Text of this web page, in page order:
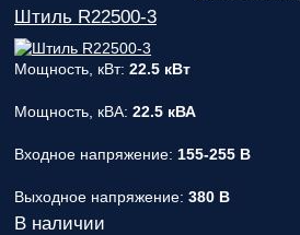
Штиль R22500-3
Мощность, кВт: 22.5 кВт
Мощность, кВА: 22.5 кВА
Входное напряжение: 155-255 В
Выходное напряжение: 380 В
В наличии